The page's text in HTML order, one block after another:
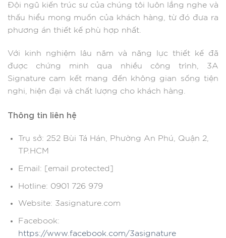
Đội ngũ kiến trúc sư của chúng tôi luôn lắng nghe và
thấu hiểu mong muốn của khách hàng, từ đó đưa ra
phương án thiết kế phù hợp nhất.​
Với kinh nghiệm lâu năm và năng lực thiết kế đã
được chứng minh qua nhiều công trình, 3A
Signature cam kết mang đến không gian sống tiện
nghi, hiện đại và chất lượng cho khách hàng.​
Thông tin liên hệ
Trụ sở: 252 Bùi Tá Hán, Phường An Phú, Quận 2,
TP.HCM​
Email: [email protected]​
Hotline: 0901 726 979​
Website: 3asignature.com​
Facebook:
https://www.facebook.com/3asignature